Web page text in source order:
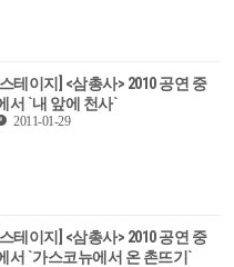
테이지] <삼총사> 2010 공연 중
서 `내 앞에 천사`
2011-01-29
[스테이지] <삼총사> 2010 공연 중
서 `가스코뉴에서 온 촌뜨기`